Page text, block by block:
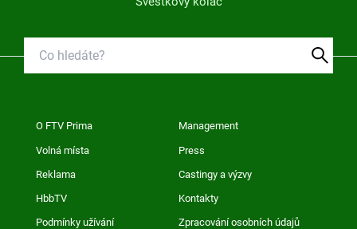
O FTV Prima Management
Volná místa Press
Reklama Castingy a výzvy
HbbTV Kontakty
Podmínky užívání Zpracování osobních údajů